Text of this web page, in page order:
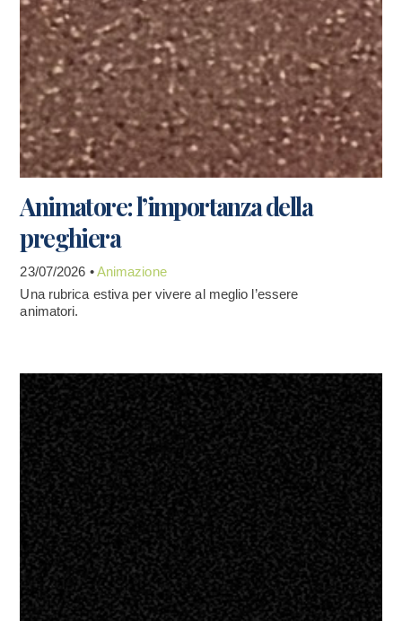
Animatore: l’importanza della
preghiera
23/07/2026 •Animazione
Una rubrica estiva per vivere al meglio l’essere
animatori.